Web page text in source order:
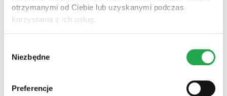
otrzymanymi od Ciebie lub uzyskanymi podczas
korzystania z ich usług.
zgody
Niezbędne
Preferencje
Imię*